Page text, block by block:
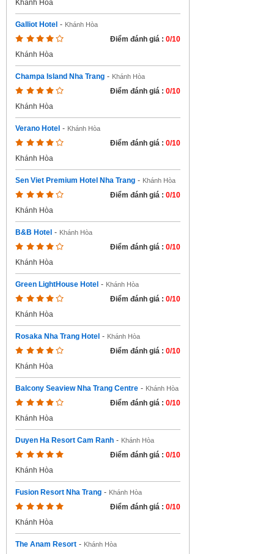
Khánh Hòa
Galliot Hotel - Khánh Hòa
Điểm đánh giá : 0/10
Khánh Hòa
Champa Island Nha Trang - Khánh Hòa
Điểm đánh giá : 0/10
Khánh Hòa
Verano Hotel - Khánh Hòa
Điểm đánh giá : 0/10
Khánh Hòa
Sen Viet Premium Hotel Nha Trang - Khánh Hòa
Điểm đánh giá : 0/10
Khánh Hòa
B&B Hotel - Khánh Hòa
Điểm đánh giá : 0/10
Khánh Hòa
Green LightHouse Hotel - Khánh Hòa
Điểm đánh giá : 0/10
Khánh Hòa
Rosaka Nha Trang Hotel - Khánh Hòa
Điểm đánh giá : 0/10
Khánh Hòa
Balcony Seaview Nha Trang Centre - Khánh Hòa
Điểm đánh giá : 0/10
Khánh Hòa
Duyen Ha Resort Cam Ranh - Khánh Hòa
Điểm đánh giá : 0/10
Khánh Hòa
Fusion Resort Nha Trang - Khánh Hòa
Điểm đánh giá : 0/10
Khánh Hòa
The Anam Resort - Khánh Hòa